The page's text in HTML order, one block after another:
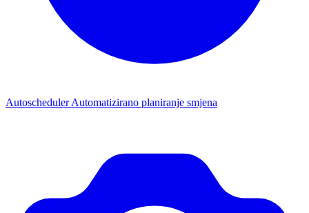
AutoschedulerAutomatizirano planiranje smjena